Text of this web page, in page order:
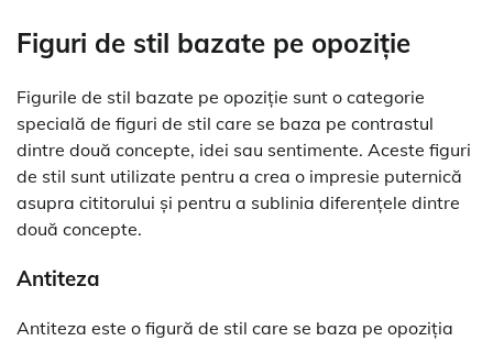
Figuri de stil bazate pe opoziție
Figurile de stil bazate pe opoziție sunt o categorie
specială de figuri de stil care se baza pe contrastul
dintre două concepte, idei sau sentimente. Aceste figuri
de stil sunt utilizate pentru a crea o impresie puternică
asupra cititorului și pentru a sublinia diferențele dintre
două concepte.
Antiteza
Antiteza este o figură de stil care se baza pe opoziția